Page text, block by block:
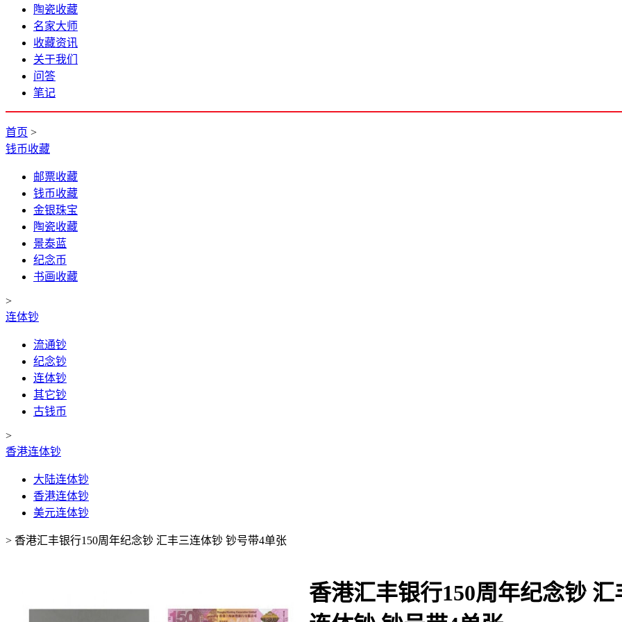
陶瓷收藏
名家大师
收藏资讯
关于我们
问答
笔记
首页 >
钱币收藏
邮票收藏
钱币收藏
金银珠宝
陶瓷收藏
景泰蓝
纪念币
书画收藏
>
连体钞
流通钞
纪念钞
连体钞
其它钞
古钱币
>
香港连体钞
大陆连体钞
香港连体钞
美元连体钞
> 香港汇丰银行150周年纪念钞 汇丰三连体钞 钞号带4单张
香港汇丰银行150周年纪念钞 汇